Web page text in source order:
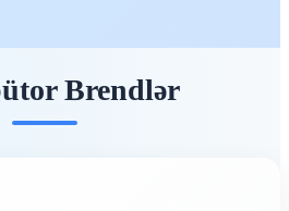
Brendlər